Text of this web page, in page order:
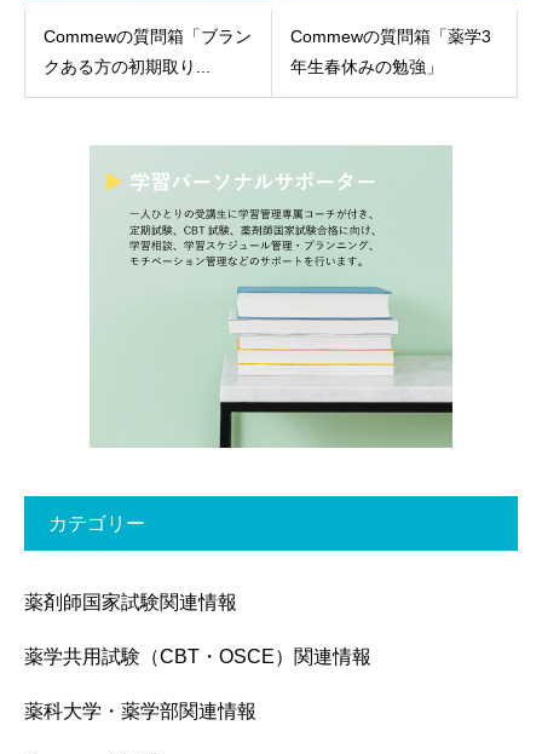
Commewの質問箱「ブラン
クある方の初期取り...
Commewの質問箱「薬学3
年生春休みの勉強」
カテゴリー
薬剤師国家試験関連情報
薬学共用試験（CBT・OSCE）関連情報
薬科大学・薬学部関連情報